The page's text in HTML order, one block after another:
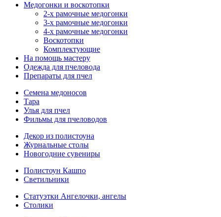
Медогонки и воскотопки
2-х рамочные медогонки
3-х рамочные медогонки
4-х рамочные медогонки
Воскотопки
Комплектующие
На помощь мастеру
Одежда для пчеловода
Препараты для пчел
Семена медоносов
Тара
Улья для пчел
Фильмы для пчеловодов
Декор из полистоуна
Журнальные столы
Новогодние сувениры
Полистоун Кашпо
Светильники
Статуэтки Ангелочки, ангелы
Столики